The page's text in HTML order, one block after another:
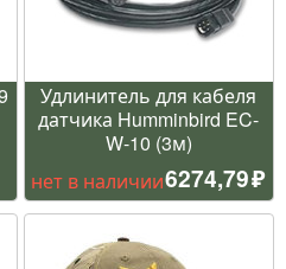
Удлинитель для кабеля
датчика Humminbird EC-
W-10 (3м)
нет в наличии6274,79